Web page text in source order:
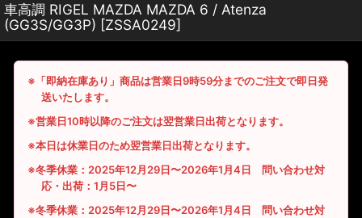
車高調 RIGEL MAZDA MAZDA 6 / Atenza
(GG3S/GG3P) [ZSSA0249]
※「即納在庫あり」商品は営業日9時59分までのご注文で即日発
送いたします。
※営業日10時以降のご注文は翌営業日出荷となります。
※本日は休業日のため翌営業日出荷となります。
※冬季休業：2025年12月29日〜2026年1月4日 問い合わせ対
応・出荷：1月5日〜
※冬季休業：2025年12月29日〜2026年1月4日 問い合わせ対